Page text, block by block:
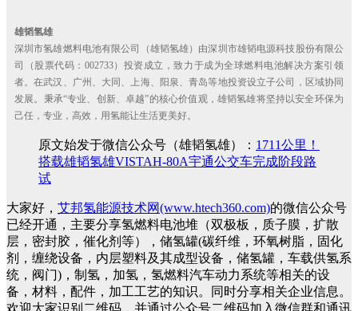
雄韬氢雄
深圳市氢雄燃料电池有限公司（雄韬氢雄）由深圳市雄韬电源科技股份有限公
司（股票代码：002733）投资成立，致力于成为全球燃料电池解决方案引领
者。在武汉、广州、大同、上海、阳泉、青岛等地投资设立子公司，区域协同
发展。秉承“专业、创新、卓越”的核心价值观，雄韬氢雄将坚持以安全环保为
己任，专业，高效，用氢能让生活更美好。
原文始发于微信公众号（雄韬氢雄）： 1711公里！
搭载雄韬氢雄VISTAH-80A宇通公交车完成阶段路
试
大家好， 艾邦氢能源技术网(www.htech360.com)的微信公众号
已经开通，主要分享氢燃料电池堆（双极板，质子膜，扩散
层，密封胶，催化剂等），储氢罐(碳纤维，环氧树脂，固化
剂，缠绕设备，内层塑料及其成型设备，储氢罐，车载供氢系
统，阀门)，制氢，加氢，氢燃料汽车动力系统等相关的设
备，材料，配件，加工工艺的知识。同时分享相关企业信息。